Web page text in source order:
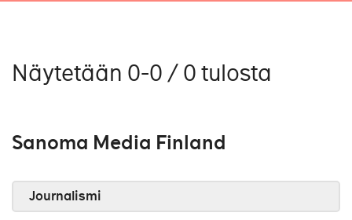
Näytetään 0-0 / 0 tulosta
Sanoma Media Finland
Journalismi